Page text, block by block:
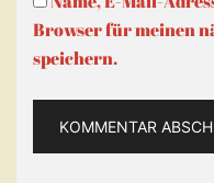
Browser für meinen
speichern.